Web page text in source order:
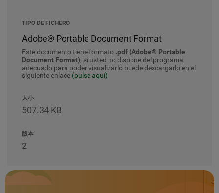
TIPO DE FICHERO
Adobe® Portable Document Format
Este documento tiene formato .pdf (Adobe® Portable
Document Format); si usted no dispone del programa
adecuado para poder visualizarlo puede descargarlo en el
siguiente enlace (pulse aquí)
大小
507.34 KB
版本
2